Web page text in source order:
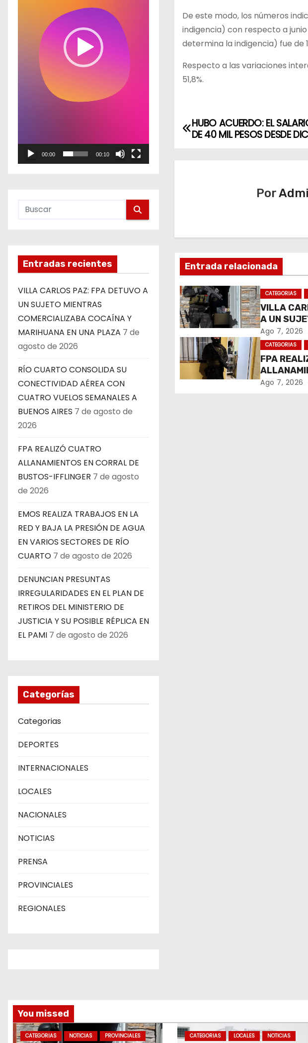
d
00:00 00:10
Entradas recientes
VILLA CARLOS PAZ: FPA DETUVO A
UN SUJETO MIENTRAS
COMERCIALIZABA COCAÍNA Y
MARIHUANA EN UNA PLAZA 7 de
agosto de 2026
RÍO CUARTO CONSOLIDA SU
CONECTIVIDAD AÉREA CON
CUATRO VUELOS SEMANALES A
BUENOS AIRES 7 de agosto de
2026
FPA REALIZÓ CUATRO
ALLANAMIENTOS EN CORRAL DE
BUSTOS-IFFLINGER 7 de agosto
de 2026
EMOS REALIZA TRABAJOS EN LA
RED Y BAJA LA PRESIÓN DE AGUA
EN VARIOS SECTORES DE RÍO
CUARTO 7 de agosto de 2026
DENUNCIAN PRESUNTAS
IRREGULARIDADES EN EL PLAN DE
RETIROS DEL MINISTERIO DE
JUSTICIA Y SU POSIBLE RÉPLICA EN
EL PAMI 7 de agosto de 2026
Categorías
Categorias
DEPORTES
INTERNACIONALES
LOCALES
NACIONALES
NOTICIAS
PRENSA
PROVINCIALES
REGIONALES
De este modo, los números
indigencia) con respecto a junio
determina la indigencia) fue de
Respecto a las variaciones
51,8%.
N
c
i
ó
n
d
e
e
HUBO ACUERDO: EL
DE 40 MIL PESOS DESDE
Por
Entrada relacionada
CATEGORIAS
VILLA
A UN
Ago 7, 2026
CATEGORIAS
FPA
BUSTOS-
Ago 7, 2026
You missed
CATEGORIAS NOTICIAS PROVINCIALES CATEGORIAS LOCALES NOTICIAS